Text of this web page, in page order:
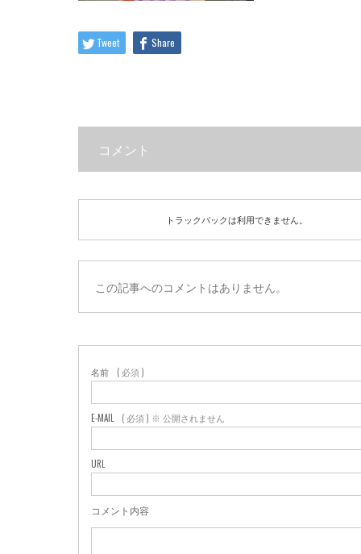
Tweet Share
コメント
トラックバックは利用できません。
この記事へのコメントはありません。
名前 ( 必須 )
E-MAIL ( 必須 ) ※ 公開されません
URL
コメント内容